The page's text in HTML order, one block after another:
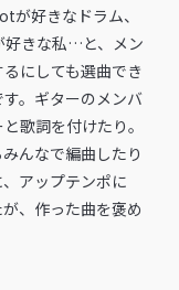
が好きなドラム、
好きな私…と、メン
にしても選曲でき
。ギターのメンバ
歌詞を付けたり。
んなで編曲したり
アップテンポに
、作った曲を褒め